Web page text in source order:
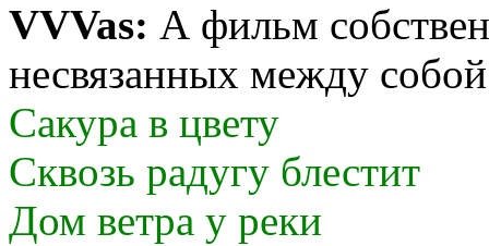
VVVas: А фильм
несвязанных между
Сакура в цвету
Сквозь радугу блестит
Дом ветра у реки